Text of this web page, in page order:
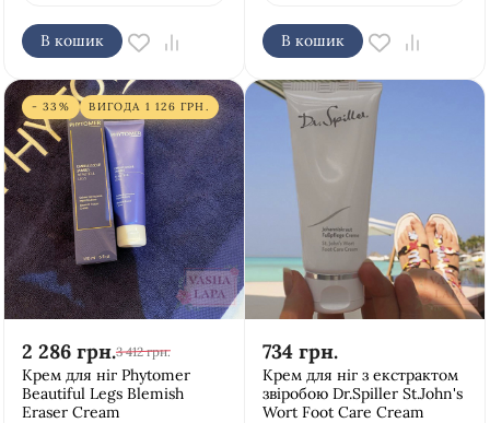
В кошик В кошик
- 33% ВИГОДА 1 126 ГРН.
2 286 грн.3 412 грн.
Крем для ніг Phytomer
Beautiful Legs Blemish
Eraser Cream
734 грн.
Крем для ніг з екстрактом
звіробою Dr.Spiller St.John's
Wort Foot Care Cream